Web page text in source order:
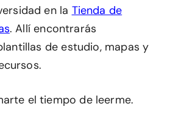
en la Tienda de
. Allí encontrarás
de estudio, mapas y
el tiempo de leerme.